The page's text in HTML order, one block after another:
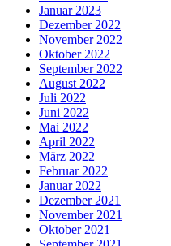
Januar 2023
Dezember 2022
November 2022
Oktober 2022
September 2022
August 2022
Juli 2022
Juni 2022
Mai 2022
April 2022
März 2022
Februar 2022
Januar 2022
Dezember 2021
November 2021
Oktober 2021